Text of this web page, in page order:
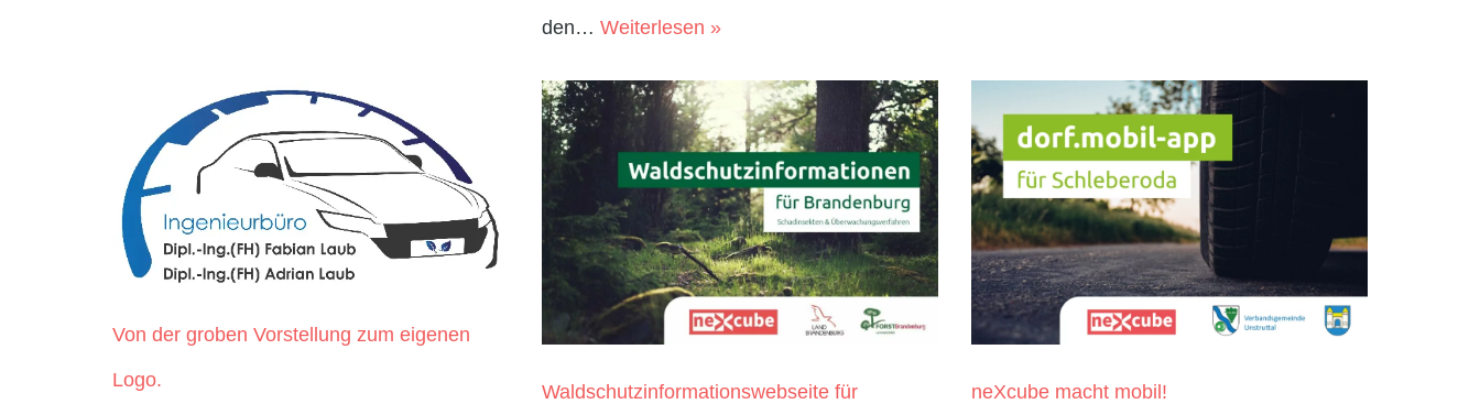
den… Weiterlesen »
Von der groben Vorstellung zum eigenen
Logo.
Waldschutzinformationswebseite für neXcube macht mobil!